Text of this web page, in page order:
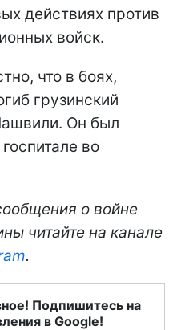
действиях против
войск.
что в боях,
грузинский
Он был
во
о войне
читайте на канале
.
Подпишитесь на
в Google!